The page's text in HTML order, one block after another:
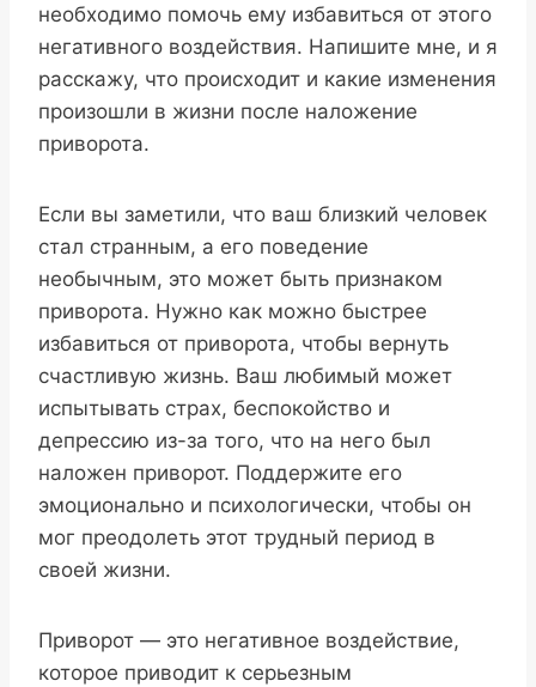
необходимо помочь ему избавиться от этого
негативного воздействия. Напишите мне, и я
расскажу, что происходит и какие изменения
произошли в жизни после наложение
приворота.
Если вы заметили, что ваш близкий человек
стал странным, а его поведение
необычным, это может быть признаком
приворота. Нужно как можно быстрее
избавиться от приворота, чтобы вернуть
счастливую жизнь. Ваш любимый может
испытывать страх, беспокойство и
депрессию из-за того, что на него был
наложен приворот. Поддержите его
эмоционально и психологически, чтобы он
мог преодолеть этот трудный период в
своей жизни.
Приворот — это негативное воздействие,
которое приводит к серьезным